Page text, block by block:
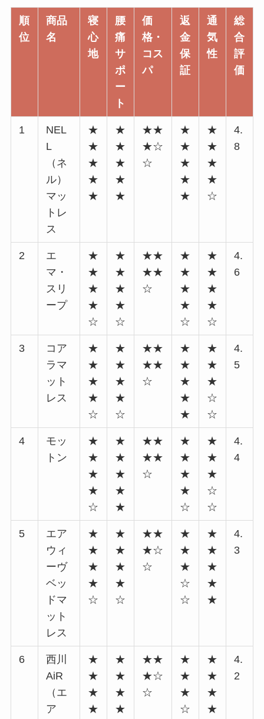
順
位
商品
名
寝
心
地
腰
痛
サ
ポ
ー
ト
価
格・
コス
パ
返
金
保
証
通
気
性
総
合
評
価
1
NEL
L
（ネ
ル）
マッ
トレ
ス
★
★
★
★
★
★
★
★
★
★
★★
★☆
☆
★
★
★
★
★
★
★
★
★
☆
4.
8
2
エ
マ・
スリ
ープ
★
★
★
★
☆
★
★
★
★
☆
★★
★★
☆
★
★
★
★
☆
★
★
★
★
☆
4.
6
3
コア
ラマ
ット
レス
★
★
★
★
☆
★
★
★
★
☆
★★
★★
☆
★
★
★
★
★
★
★
★
☆
☆
4.
5
4
モッ
トン
★
★
★
★
☆
★
★
★
★
★
★★
★★
☆
★
★
★
★
☆
★
★
★
☆
☆
4.
4
5
エア
ウィ
ーヴ
ベッ
ドマ
ット
レス
★
★
★
★
☆
★
★
★
★
☆
★★
★☆
☆
★
★
★
☆
☆
★
★
★
★
★
4.
3
6
西川
AiR
（エ
ア
★
★
★
★
★
★
★
★
★★
★☆
☆
★
★
★
☆
★
★
★
★
4.
2